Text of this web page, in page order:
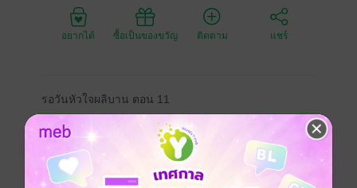
อยากได้ ซื้อเป็นของขวัญ ติดตาม แชร์
รอวันหัวใจผลิบาน ตอน 11
ซีรีส์ รอวันหัวใจผลิบาน (รายตอน)
ประเภทไฟล์